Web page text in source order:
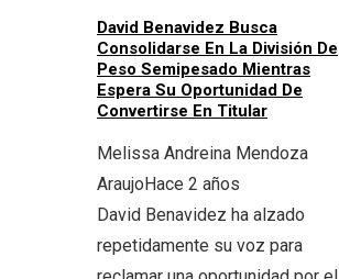
David Benavidez Busca
Consolidarse En La División De
Peso Semipesado Mientras
Espera Su Oportunidad De
Convertirse En Titular
Melissa Andreina Mendoza
AraujoHace 2 años
David Benavidez ha alzado
repetidamente su voz para